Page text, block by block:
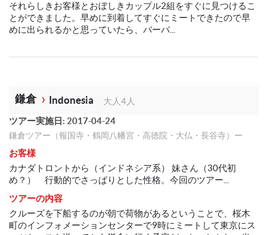
それらしきお客様とおぼしきカップル2組をすぐに見つけるこ
とができました。早めに到着してすぐにミートできたので早
めに出られるかと思っていたら、バーバ...
鎌倉 Indonesia
大人4人
ツアー実施日: 2017-04-24
鎌倉ツアー（報国寺・鶴岡八幡宮・高徳院・大仏・長谷寺）ー
お客様
カナダトロントから（インドネシア系） 妹さん（30代初
め？） 行動的でさっぱりとした性格。今回のツアー...
ツアーの内容
クルーズを下船するのが朝で荷物があるということで、桜木
町のインフォメーションセンターで9時にミートして東京にス